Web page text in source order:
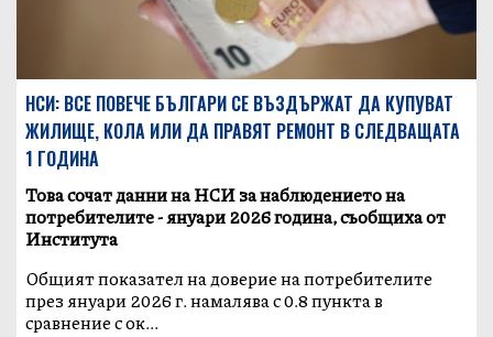
НСИ: ВСЕ ПОВЕЧЕ БЪЛГАРИ СЕ ВЪЗДЪРЖАТ ДА КУПУВАТ
ЖИЛИЩЕ, КОЛА ИЛИ ДА ПРАВЯТ РЕМОНТ В СЛЕДВАЩАТА
1 ГОДИНА
Това сочат данни на НСИ за наблюдението на
потребителите - януари 2026 година, съобщиха от
Института
Общият показател на доверие на потребителите
през януари 2026 г. намалява с 0.8 пункта в
сравнение с ок...